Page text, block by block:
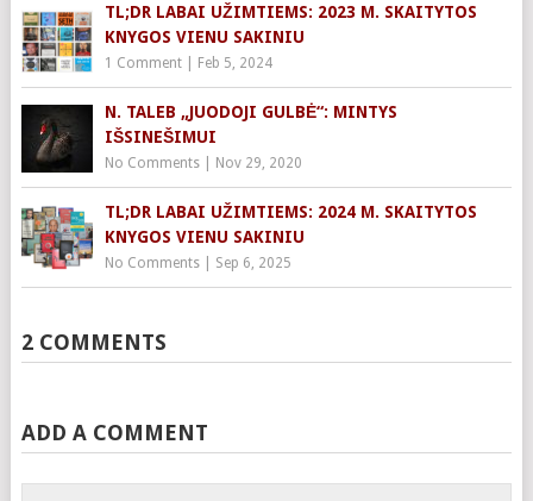
TL;DR LABAI UŽIMTIEMS: 2023 M. SKAITYTOS
KNYGOS VIENU SAKINIU
1 Comment| Feb 5, 2024
N. TALEB „JUODOJI GULBĖ“: MINTYS
IŠSINEŠIMUI
No Comments| Nov 29, 2020
TL;DR LABAI UŽIMTIEMS: 2024 M. SKAITYTOS
KNYGOS VIENU SAKINIU
No Comments| Sep 6, 2025
2 COMMENTS
ADD A COMMENT